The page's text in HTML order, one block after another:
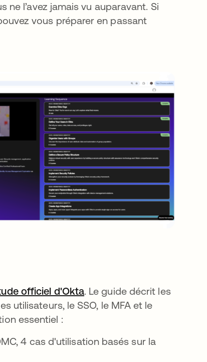
l’avez jamais vu auparavant. Si
vous préparer en passant
officiel d'Oktas’ouvre dans un nouvel
. Le guide décrit les
utilisateurs, le SSO, le MFA et le
essentiel :
4 cas d'utilisation basés sur la